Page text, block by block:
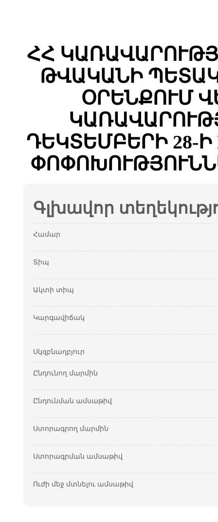
ՀՀ
ԹՎԱԿԱՆԻ
ՕՐԵՆՔՈՒՄ
ԴԵԿՏԵՄԲԵՐԻ 28-Ի
Գլխավոր
Համար
Տիպ
Ակտի տիպ
Կարգավիճակ
Սկզբնաղբյուր
Ընդունող մարմին
Ընդունման ամսաթիվ
Ստորագրող մարմին
Ստորագրման ամսաթիվ
Ուժի մեջ մտնելու ամսաթիվ